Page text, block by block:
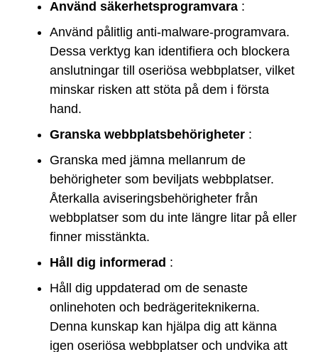
Använd säkerhetsprogramvara :
Använd pålitlig anti-malware-programvara.
Dessa verktyg kan identifiera och blockera
anslutningar till oseriösa webbplatser, vilket
minskar risken att stöta på dem i första
hand.
Granska webbplatsbehörigheter :
Granska med jämna mellanrum de
behörigheter som beviljats webbplatser.
Återkalla aviseringsbehörigheter från
webbplatser som du inte längre litar på eller
finner misstänkta.
Håll dig informerad :
Håll dig uppdaterad om de senaste
onlinehoten och bedrägeriteknikerna.
Denna kunskap kan hjälpa dig att känna
igen oseriösa webbplatser och undvika att